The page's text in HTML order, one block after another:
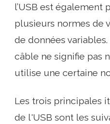
l’USB est également
plusieurs normes de
de données
câble ne signifie pas
utilise une certaine
Les trois principales
de l'USB sont les